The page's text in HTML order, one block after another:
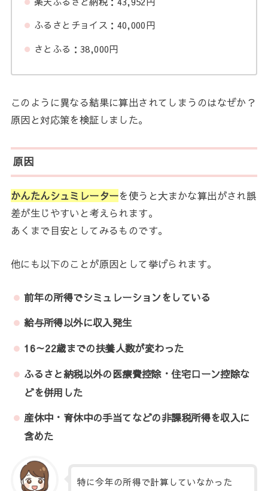
ふるさとチョイス：40,000円
さとふる：38,000円
このように異なる結果に算出されてしまうのはなぜか？
原因と対応策を検証しました。
原因
かんたんシュミレーターを使うと大まかな算出がされ誤
差が生じやすいと考えられます。
あくまで目安としてみるものです。
他にも以下のことが原因として挙げられます。
前年の所得でシミュレーションをしている
給与所得以外に収入発生
16～22歳までの扶養人数が変わった
ふるさと納税以外の医療費控除・住宅ローン控除な
どを併用した
産休中・育休中の手当てなどの非課税所得を収入に
含めた
特に今年の所得で計算していなかった